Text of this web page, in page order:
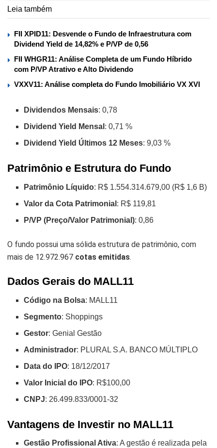
Leia também
FII XPID11: Desvende o Fundo de Infraestrutura com
Dividend Yield de 14,82% e P/VP de 0,56
FII WHGR11: Análise Completa de um Fundo Híbrido
com P/VP Atrativo e Alto Dividendo
VXXV11: Análise completa do Fundo Imobiliário VX XVI
Dividendos Mensais: 0,78
Dividend Yield Mensal : 0,71 %
Dividend Yield Últimos 12 Meses: 9,03 %
Patrimônio e Estrutura do Fundo
Patrimônio Líquido: R$ 1.554.314.679,00 (R$ 1,6 B)
Valor da Cota Patrimonial : R$ 119,81
P/VP (Preço/Valor Patrimonial): 0,86
O fundo possui uma sólida estrutura de patrimônio, com
mais de 12.972.967 cotas emitidas.
Dados Gerais do MALL11
Código na Bolsa: MALL11
Segmento: Shoppings
Gestor: Genial Gestão
Administrador: PLURAL S.A. BANCO MÚLTIPLO
Data do IPO: 18/12/2017
Valor Inicial do IPO: R$100,00
CNPJ: 26.499.833/0001-32
Vantagens de Investir no MALL11
Gestão Profissional Ativa: A gestão é realizada pela